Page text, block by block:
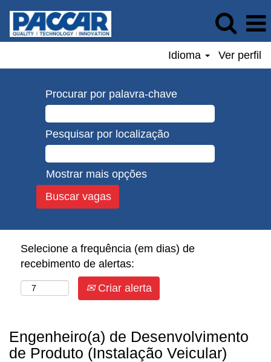
Idioma Ver perfil
Procurar por palavra-chave
Pesquisar por localização
Mostrar mais opções
Selecione a frequência (em dias) de
recebimento de alertas:
Criar alerta
Engenheiro(a) de Desenvolvimento
de Produto (Instalação Veicular)